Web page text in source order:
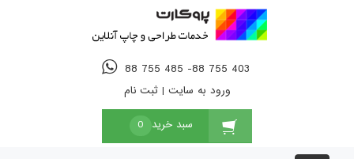
88 755 485 -88 755 403
ورود به سایت |ثبت نام
سبد خرید 0